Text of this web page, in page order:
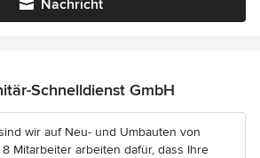
Nachricht
Schnelldienst GmbH
wir auf Neu- und Umbauten von
Mitarbeiter arbeiten dafür, dass Ihre